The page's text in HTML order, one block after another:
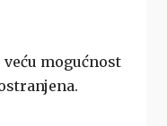
mogućnost